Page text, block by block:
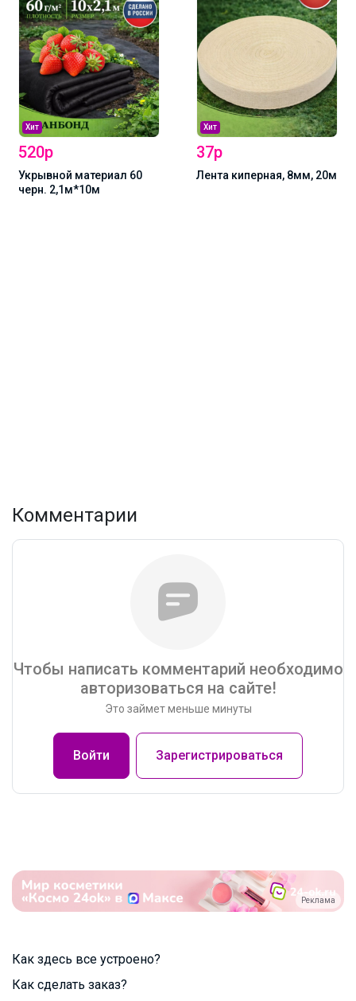
Хит
520р
Укрывной материал 60
черн. 2,1м*10м
Хит
37р
Лента киперная, 8мм, 20м
Комментарии
Чтобы написать комментарий необходимо
авторизоваться на сайте!
Это займет меньше минуты
Войти Зарегистрироваться
Реклама
Как здесь все устроено?
Как сделать заказ?